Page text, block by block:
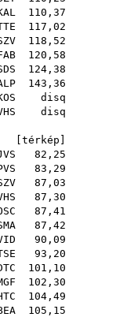
110,37
117,02
118,52
120,58
124,38
143,36
disq
disq
[ térkép
82,25
83,29
87,03
87,30
87,41
87,42
90,09
93,20
101,10
102,30
104,49
105,15